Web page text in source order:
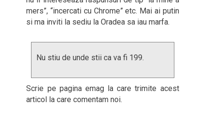
mers”, “incercati cu Chrome” etc. Mai ai putin
si ma inviti la sediu la Oradea sa iau marfa.
Nu stiu de unde stii ca va fi 199.
Scrie pe pagina emag la care trimite acest
articol la care comentam noi.